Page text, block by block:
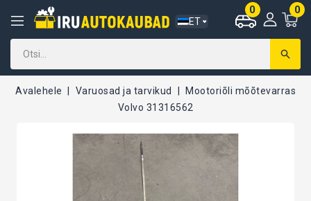
ET
0
0
Avalehele Varuosad ja tarvikud
Mootoriõli mõõtevarras
Volvo 31316562